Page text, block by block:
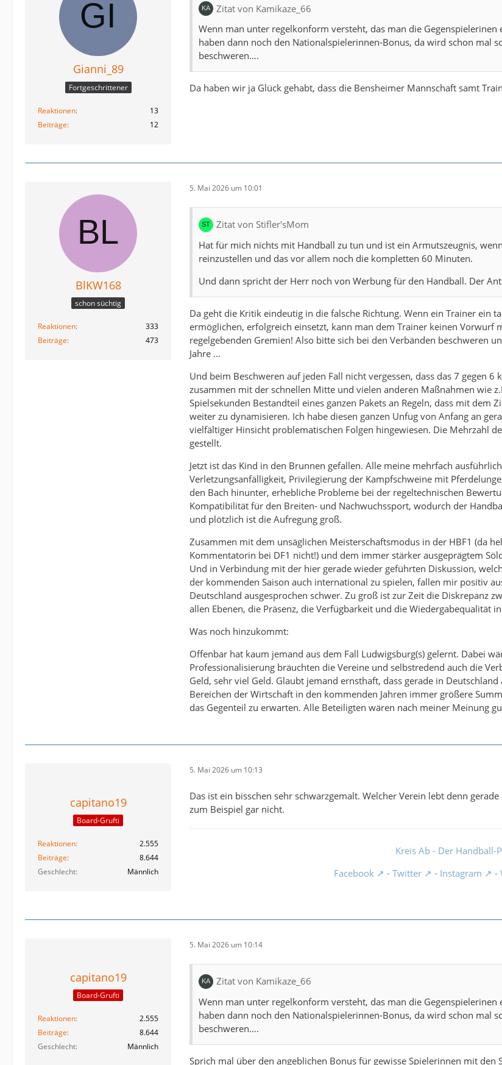
Gianni_89
Fortgeschrittener
Reaktionen
13
Beiträge
12
Zitat von Kamikaze_66
Wenn man unter regelkonform versteht, das man die
haben dann noch den Nationalspielerinnen-Bonus, da wird schon mal
beschweren….
Da haben wir ja Glück gehabt, dass die Bensheimer Mannschaft samt
BlKW168
schon süchtig
Reaktionen
333
Beiträge
473
5. Mai 2026 um 10:01
Zitat von Stifler'sMom
Hat für mich nichts mit Handball zu tun und ist ein Armutszeugnis,
reinzustellen und das vor allem noch die kompletten 60 Minuten.
Und dann spricht der Herr noch von Werbung für den Handball. Der
Da geht die Kritik eindeutig in die falsche Richtung. Wenn ein Trainer ein
ermöglichen, erfolgreich einsetzt, kann man dem Trainer keinen Vorwurf
regelgebenden Gremien! Also bitte sich bei den Verbänden beschweren
Jahre ...
Und beim Beschweren auf jeden Fall nicht vergessen, dass das 7 gegen
zusammen mit der schnellen Mitte und vielen anderen Maßnahmen wie
Spielsekunden Bestandteil eines ganzen Pakets an Regeln, dass mit
weiter zu dynamisieren. Ich habe diesen ganzen Unfug von Anfang an
vielfältiger Hinsicht problematischen Folgen hingewiesen. Die Mehrzahl
gestellt.
Jetzt ist das Kind in den Brunnen gefallen. Alle meine mehrfach
Verletzungsanfälligkeit, Privilegierung der Kampfschweine mit
den Bach hinunter, erhebliche Probleme bei der regeltechnischen
Kompatibilität für den Breiten- und Nachwuchssport, wodurch der
und plötzlich ist die Aufregung groß.
Zusammen mit dem unsäglichen Meisterschaftsmodus in der HBF1 (da
Kommentatorin bei DF1 nicht!) und dem immer stärker ausgeprägtem
Und in Verbindung mit der hier gerade wieder geführten Diskussion,
der kommenden Saison auch international zu spielen, fallen mir positiv
Deutschland ausgesprochen schwer. Zu groß ist zur Zeit die Diskrepanz
allen Ebenen, die Präsenz, die Verfügbarkeit und die Wiedergabequalität
Was noch hinzukommt:
Offenbar hat kaum jemand aus dem Fall Ludwigsburg(s) gelernt. Dabei
Professionalisierung bräuchten die Vereine und selbstredend auch die
Geld, sehr viel Geld. Glaubt jemand ernsthaft, dass gerade in
Bereichen der Wirtschaft in den kommenden Jahren immer größere
das Gegenteil zu erwarten. Alle Beteiligten wären nach meiner Meinung
capitano19
Board-Grufti
Reaktionen
2.555
Beiträge
8.644
Geschlecht
Männlich
5. Mai 2026 um 10:13
Das ist ein bisschen sehr schwarzgemalt. Welcher Verein lebt denn
zum Beispiel gar nicht.
Kreis Ab - Der Handball-
Facebook
- Twitter - Instagram -
capitano19
Board-Grufti
Reaktionen
2.555
Beiträge
8.644
Geschlecht
Männlich
5. Mai 2026 um 10:14
Zitat von Kamikaze_66
Wenn man unter regelkonform versteht, das man die
haben dann noch den Nationalspielerinnen-Bonus, da wird schon mal
beschweren….
Sprich mal über den angeblichen Bonus für gewisse Spielerinnen mit